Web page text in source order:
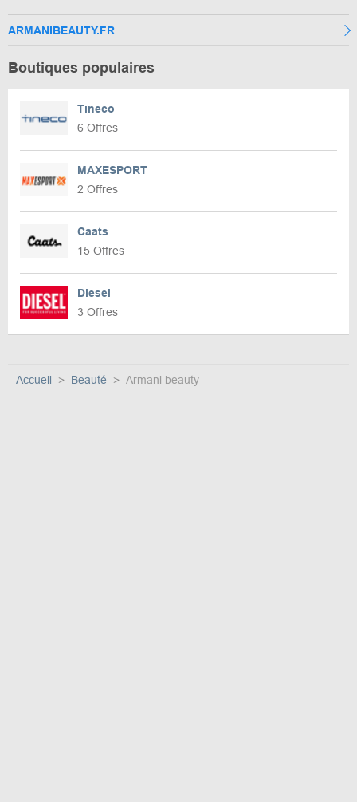
ARMANIBEAUTY.FR
Boutiques populaires
Tineco
6 Offres
MAXESPORT
2 Offres
Caats
15 Offres
Diesel
3 Offres
Accueil Beauté Armani beauty